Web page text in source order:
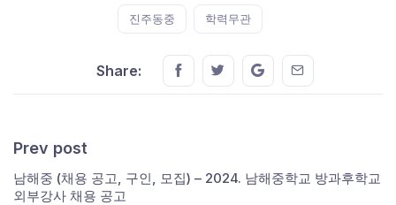
진주동중 학력무관
Share: Share this on FaceBook
Share this on Twitter
Share this on GMail
Share this on
Prev post
남해중 (채용 공고, 구인, 모집) – 2024. 남해중학교 방과후학교
외부강사 채용 공고